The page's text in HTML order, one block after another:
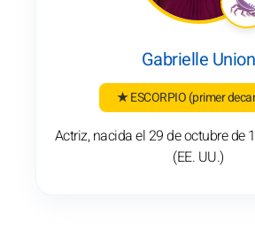
Gabrielle Union
★ ESCORPIO(primer
Actriz, nacida el 29 de octubre de
(EE. UU.)